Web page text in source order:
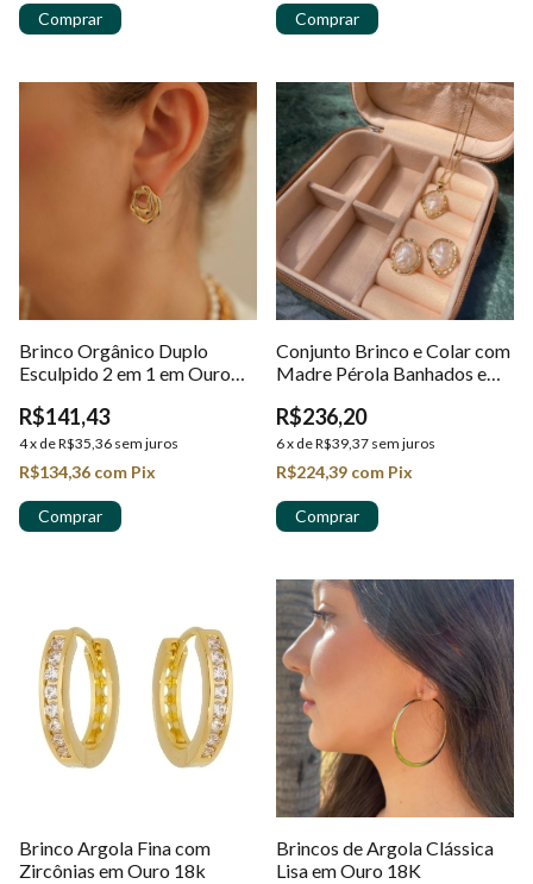
Brinco Orgânico Duplo
Esculpido 2 em 1 em Ouro
R$141,43
4x deR$35,36 sem juros
R$134,36 com Pix
Conjunto Brinco e Colar com
Madre Pérola Banhados em
R$236,20
6x deR$39,37 sem juros
R$224,39 com Pix
Brinco Argola Fina com
Zircônias em Ouro 18k
Brincos de Argola Clássica
Lisa em Ouro 18K